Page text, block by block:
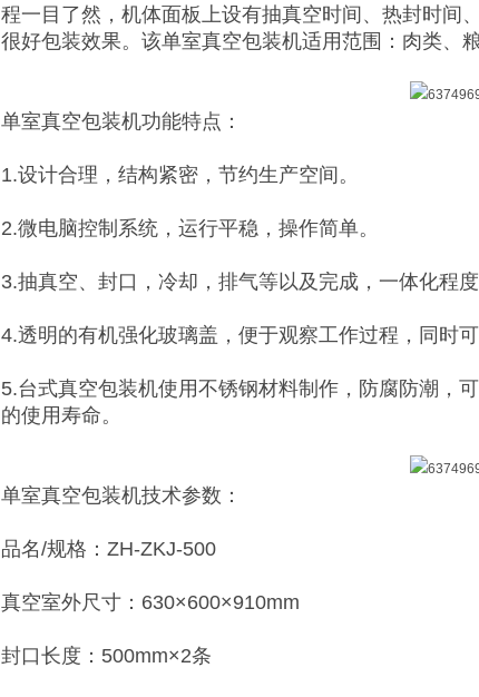
程一目了然，机体面板上设有抽真空时间、热封时间
很好包装效果。该单室真空包装机适用范围：肉类、
单室真空包装机功能特点：
1.设计合理，结构紧密，节约生产空间。
2.微电脑控制系统，运行平稳，操作简单。
3.抽真空、封口，冷却，排气等以及完成，一体化程度
4.透明的有机强化玻璃盖，便于观察工作过程，同时
5.台式真空包装机使用不锈钢材料制作，防腐防潮，
的使用寿命。
单室真空包装机技术参数：
品名/规格：ZH-ZKJ-500
真空室外尺寸：630×600×910mm
封口长度：500mm×2条